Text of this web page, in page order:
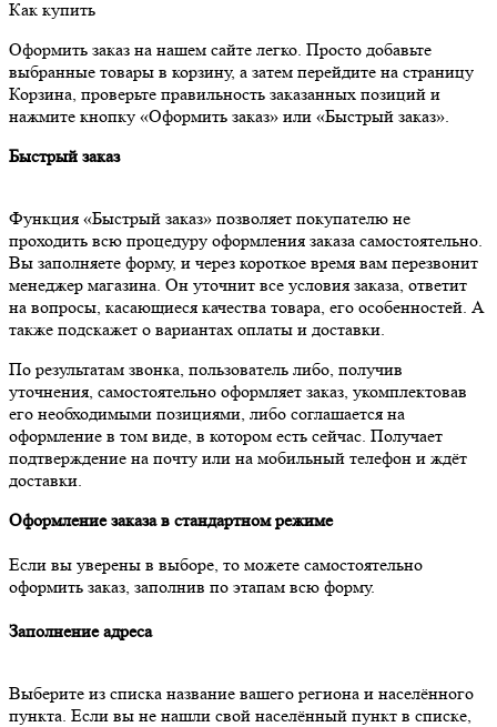
Как купить
Оформить заказ на нашем сайте легко. Просто добавьте
выбранные товары в корзину, а затем перейдите на страницу
Корзина, проверьте правильность заказанных позиций и
нажмите кнопку «Оформить заказ» или «Быстрый заказ».
Быстрый заказ
Функция «Быстрый заказ» позволяет покупателю не
проходить всю процедуру оформления заказа самостоятельно.
Вы заполняете форму, и через короткое время вам перезвонит
менеджер магазина. Он уточнит все условия заказа, ответит
на вопросы, касающиеся качества товара, его особенностей. А
также подскажет о вариантах оплаты и доставки.
По результатам звонка, пользователь либо, получив
уточнения, самостоятельно оформляет заказ, укомплектовав
его необходимыми позициями, либо соглашается на
оформление в том виде, в котором есть сейчас. Получает
подтверждение на почту или на мобильный телефон и ждёт
доставки.
Оформление заказа в стандартном режиме
Если вы уверены в выборе, то можете самостоятельно
оформить заказ, заполнив по этапам всю форму.
Заполнение адреса
Выберите из списка название вашего региона и населённого
пункта. Если вы не нашли свой населённый пункт в списке,